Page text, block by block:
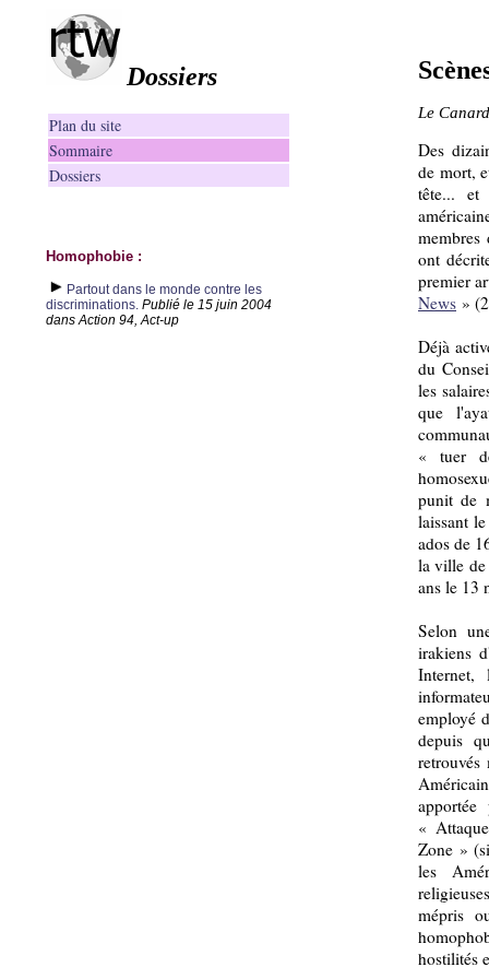
Dossiers
Plan du site
Sommaire
Dossiers
Homophobie :
Partout dans le monde contre les
discriminations. Publié le 15 juin 2004
dans Action 94, Act-up
Le
Des
de mort,
tête...
ont
premier
News »
Déjà
du
les
que
« tuer
punit de
laissant
ados de
la ville de
ans le 13
Selon
irakiens
Internet,
employé
depuis
«
Zone »
les
mépris
hostilités